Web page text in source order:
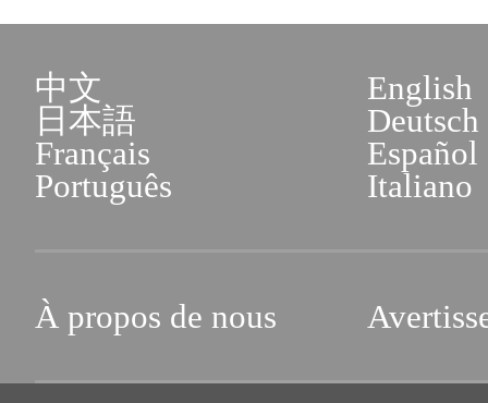
中文
English
日本語
Deutsch
Français
Español
Português
Italiano
À propos de nous